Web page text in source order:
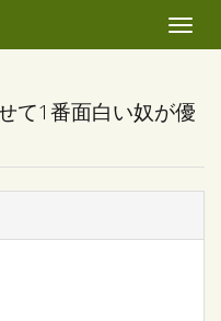
Toggle
て1番面白い奴が優